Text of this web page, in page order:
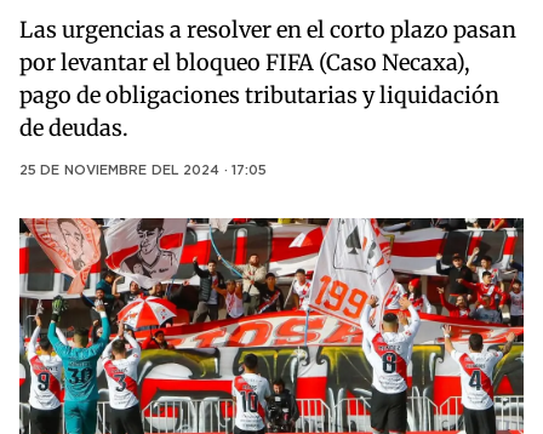
Las urgencias a resolver en el corto plazo pasan
por levantar el bloqueo FIFA (Caso Necaxa),
pago de obligaciones tributarias y liquidación
de deudas.
25 DE NOVIEMBRE DEL 2024 · 17:05